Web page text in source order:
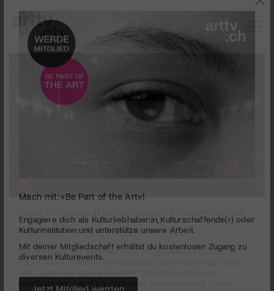
PUBLIZIERT AM 25. NOVEMBER 2014
Die Digitaltechnik eröffnet neue Möglichkeiten: Sowohl in
Zürich wie in Genf können Cinephile neuerdings nach Lust
allerdings nur, wenn sie genügend Gleichgesinnte finden.
Engagiere dich als Kulturliebhaber:in, Kulturschaffende(r) oder
Kulturinstitution und unterstütze unsere Arbeit.
Mit deiner Mitgliedschaft erhältst du kostenlosen Zugang zu